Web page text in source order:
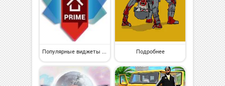
Популярные виджеты на Андроид Подробнее